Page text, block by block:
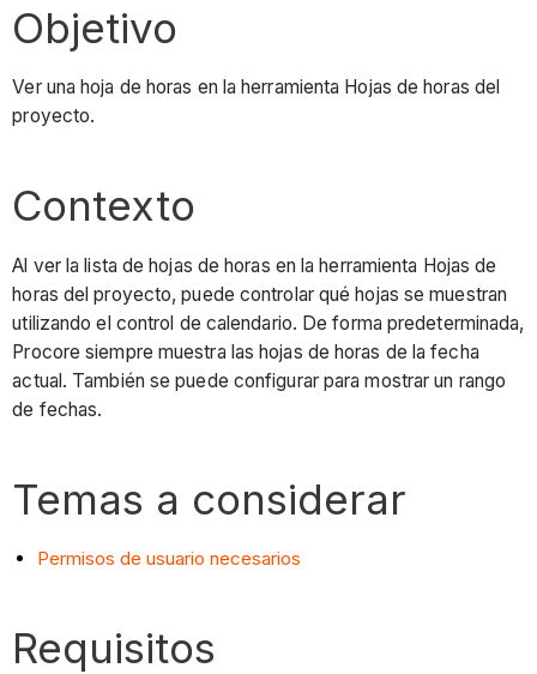
Objetivo
Ver una hoja de horas en la herramienta Hojas de horas del
proyecto.
Contexto
Al ver la lista de hojas de horas en la herramienta Hojas de
horas del proyecto, puede controlar qué hojas se muestran
utilizando el control de calendario. De forma predeterminada,
Procore siempre muestra las hojas de horas de la fecha
actual. También se puede configurar para mostrar un rango
de fechas.
Temas a considerar
Permisos de usuario necesarios
Requisitos